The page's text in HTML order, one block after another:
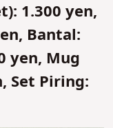
1.300 yen,
Bantal:
yen, Mug
Set Piring: